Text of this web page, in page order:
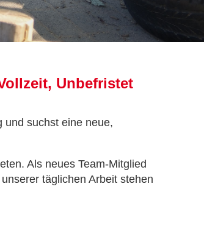
Unbefristet
und suchst eine neue,
Als neues Team-Mitglied
täglichen Arbeit stehen